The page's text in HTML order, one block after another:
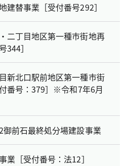
建替事業［受付番号292］
二丁目地区第一種市街地再
344］
新北口駅前地区第一種市街
番号：379］※令和7年6月
前石最終処分場建設事業
業［受付番号：法12］